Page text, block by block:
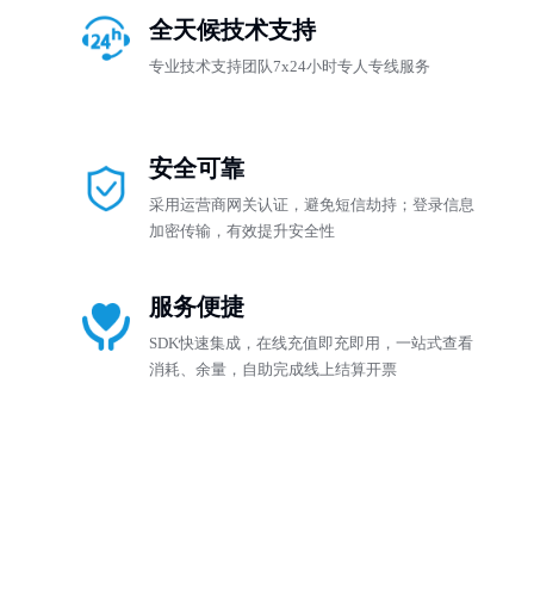
全天候技术支持
专业技术支持团队7x24小时专人专线服务
安全可靠
采用运营商网关认证，避免短信劫持；登录信息
加密传输，有效提升安全性
服务便捷
SDK快速集成，在线充值即充即用，一站式查看
消耗、余量，自助完成线上结算开票